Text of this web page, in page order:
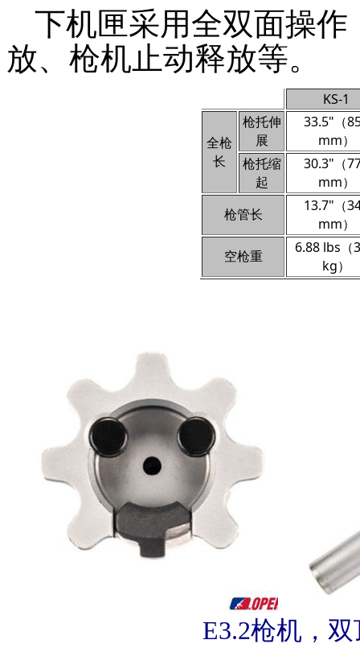
下机匣采用全双面操
放、枪机止动释放等。
KS-1
全枪
长
枪托伸
展
33.5"（
mm）
枪托缩
起
30.3"（
mm）
枪管长
13.7"（
mm）
空枪重
6.88 lbs（
kg）
E3.2枪机，